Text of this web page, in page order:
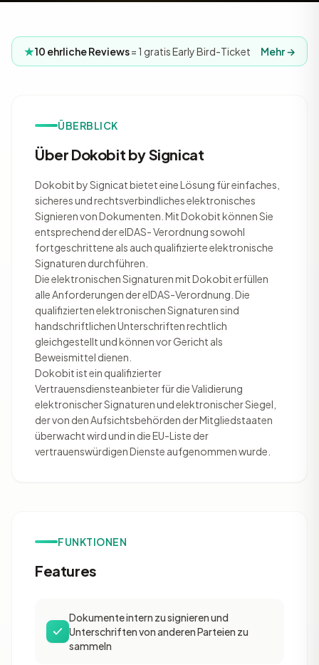
10 ehrliche Reviews= 1 gratis Early Bird-Ticket Mehr →
ÜBERBLICK
Über Dokobit by Signicat
Dokobit by Signicat bietet eine Lösung für einfaches,
sicheres und rechtsverbindliches elektronisches
Signieren von Dokumenten. Mit Dokobit können Sie
entsprechend der eIDAS- Verordnung sowohl
fortgeschrittene als auch qualifizierte elektronische
Signaturen durchführen.
Die elektronischen Signaturen mit Dokobit erfüllen
alle Anforderungen der eIDAS-Verordnung. Die
qualifizierten elektronischen Signaturen sind
handschriftlichen Unterschriften rechtlich
gleichgestellt und können vor Gericht als
Beweismittel dienen.
Dokobit ist ein qualifizierter
Vertrauensdiensteanbieter für die Validierung
elektronischer Signaturen und elektronischer Siegel,
der von den Aufsichtsbehörden der Mitgliedstaaten
überwacht wird und in die EU-Liste der
vertrauenswürdigen Dienste aufgenommen wurde.
FUNKTIONEN
Features
Dokumente intern zu signieren und
Unterschriften von anderen Parteien zu
sammeln